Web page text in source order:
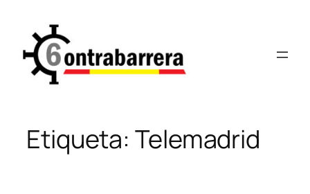
contenido
Etiqueta: Telemadrid